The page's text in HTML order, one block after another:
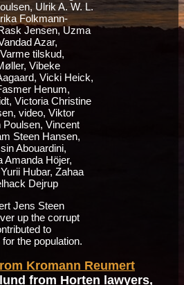
Jens Steen
up the corrupt
to
the population.
Kromann Reumert
from Horten lawyers,